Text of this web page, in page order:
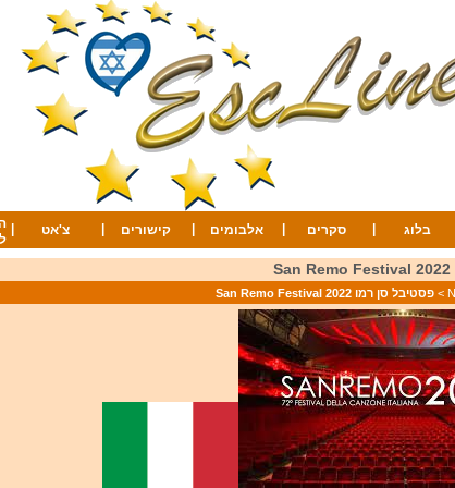
בלוג סקרים אלבומים קישורים צ'אט
> פסטיבל סן רמו 2022 San Remo Festival